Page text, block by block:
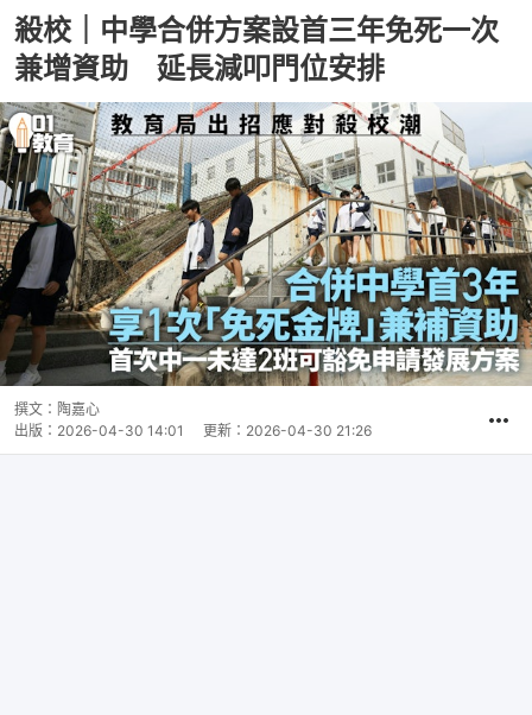
殺校｜中學合併方案設首三年免死一次
兼增資助 延長減叩門位安排
撰文： 陶嘉心
出版： 2026-04-30 14:01 更新： 2026-04-30 21:26